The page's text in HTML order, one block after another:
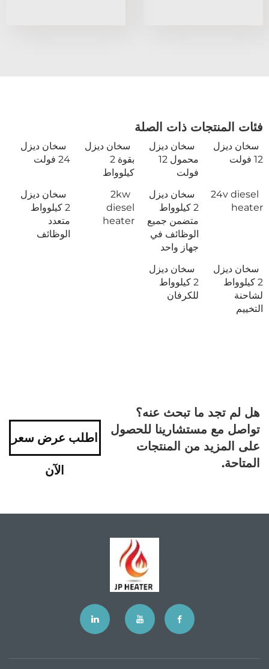
فئات المنتجات ذات الصلة
سخان ديزل
12 فولت
سخان ديزل
محمول 12
فولت
سخان ديزل
بقوة 2
كيلوواط
سخان ديزل
24 فولت
24v diesel
heater
سخان ديزل
2 كيلوواط
متضمن جميع
الوظائف في
جهاز واحد
2kw
diesel
heater
سخان ديزل
2 كيلوواط
متعدد
الوظائف
سخان ديزل
2 كيلوواط
لشاحنة
التخييم
سخان ديزل
2 كيلوواط
للكرفان
هل لم تجد ما تبحث عنه؟
تواصل مع مستشارينا للحصول
على المزيد من المنتجات
المتاحة.
اطلب عرض سعر
الآن